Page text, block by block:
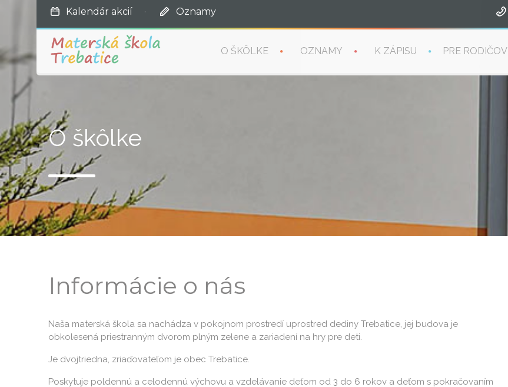
Kalendár akcií · Oznamy
O ŠKÔLKE OZNAMY K ZÁPISU PRE RODIČOV
O škôlke
Informácie o nás
Naša materská škola sa nachádza v pokojnom prostredí uprostred dediny Trebatice, jej budova je
obkolesená priestranným dvorom plným zelene a zariadení na hry pre deti.
Je dvojtriedna, zriaďovateľom je obec Trebatice.
Poskytuje poldennú a celodennú výchovu a vzdelávanie deťom od 3 do 6 rokov a deťom s pokračovaním